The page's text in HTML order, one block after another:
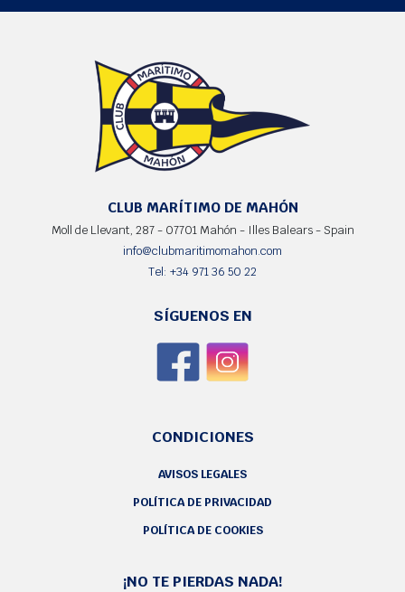
CLUB MARÍTIMO DE MAHÓN
Moll de Llevant, 287 - 07701 Mahón - Illes Balears - Spain
info@clubmaritimomahon.com
Tel: +34 971 36 50 22
SÍGUENOS EN
CONDICIONES
AVISOS LEGALES
POLÍTICA DE PRIVACIDAD
POLÍTICA DE COOKIES
¡NO TE PIERDAS NADA!